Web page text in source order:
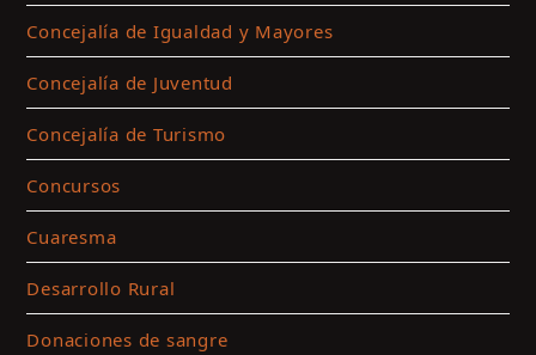
Concejalía de Igualdad y Mayores
Concejalía de Juventud
Concejalía de Turismo
Concursos
Cuaresma
Desarrollo Rural
Donaciones de sangre